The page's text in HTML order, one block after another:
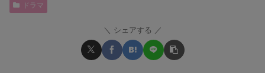
ドラマ
シェアする